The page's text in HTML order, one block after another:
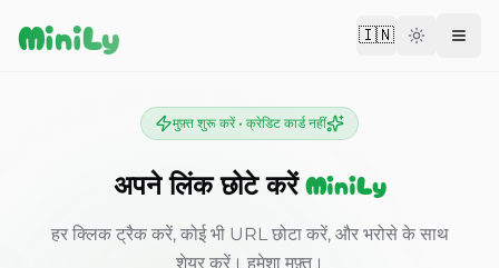
MiniLy 🇮🇳Change
मुफ़्त शुरू करें • क्रेडिट कार्ड नहीं
अपने लिंक छोटे करें MiniLy
हर क्लिक ट्रैक करें, कोई भी URL छोटा करें, और भरोसे के साथ
शेयर करें। हमेशा मुफ़्त।